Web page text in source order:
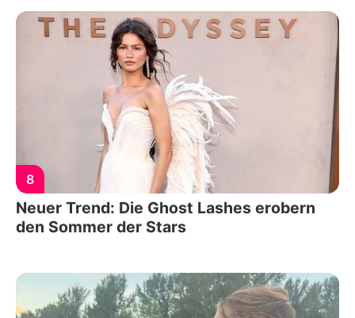
8
Neuer Trend: Die Ghost Lashes erobern
den Sommer der Stars